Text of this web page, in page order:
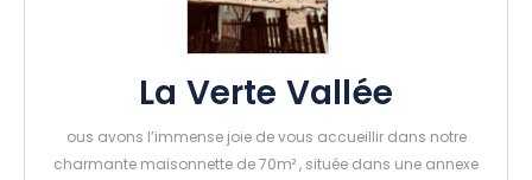
La Verte Vallée
ous avons l’immense joie de vous accueillir dans notre
charmante maisonnette de 70m² , située dans une annexe